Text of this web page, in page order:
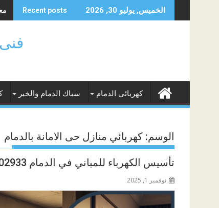
to
الخميس, يوليو 30, 2026 Recent posts
فنى
كهربائى الدمام سباك الدمام والخبر
الوسم: كهربائي منازل حى الامانة بالدمام
تأسيس الكهرباء للمباني في الدمام 0565902933
نوفمبر 1, 2025